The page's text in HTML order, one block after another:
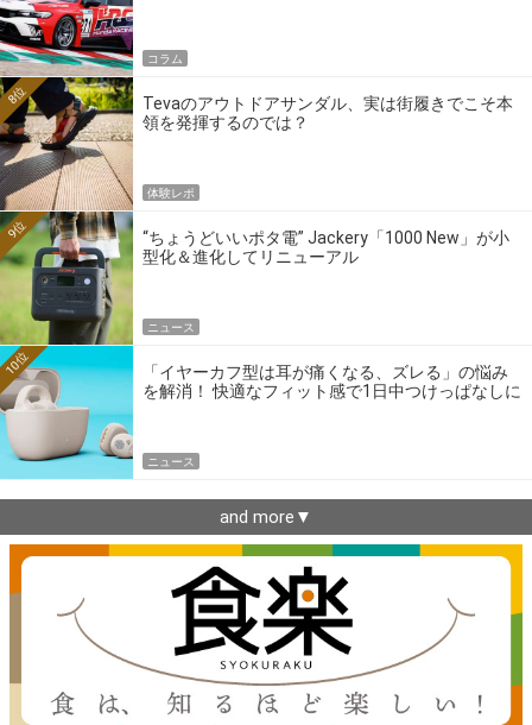
コラム
Tevaのアウトドアサンダル、実は街履きでこそ本
領を発揮するのでは？
8位
体験レポ
“ちょうどいいポタ電” Jackery「1000 New」が小
型化＆進化してリニューアル
9位
ニュース
「イヤーカフ型は耳が痛くなる、ズレる」の悩み
を解消！ 快適なフィット感で1日中つけっぱなしに
10位
ニュース
and more▼